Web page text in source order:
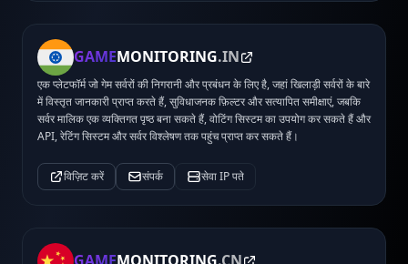
GAMEMONITORING.IN
एक प्लेटफॉर्म जो गेम सर्वरों की निगरानी और प्रबंधन के लिए है, जहां खिलाड़ी सर्वरों के बारे
में विस्तृत जानकारी प्राप्त करते हैं, सुविधाजनक फ़िल्टर और सत्यापित समीक्षाएं, जबकि
सर्वर मालिक एक व्यक्तिगत पृष्ठ बना सकते हैं, वोटिंग सिस्टम का उपयोग कर सकते हैं और
API, रेटिंग सिस्टम और सर्वर विश्लेषण तक पहुंच प्राप्त कर सकते हैं।
विज़िट करें संपर्क सेवा IP पते